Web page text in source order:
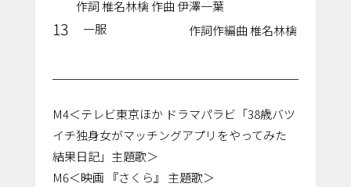
作詞 椎名林檎 作曲 伊澤一葉
13 一服 作詞作編曲 椎名林檎
M4＜テレビ東京ほか ドラマパラビ「38歳バツ
イチ独身女がマッチングアプリをやってみた
結果日記」主題歌＞
M6＜映画 『さくら』 主題歌＞